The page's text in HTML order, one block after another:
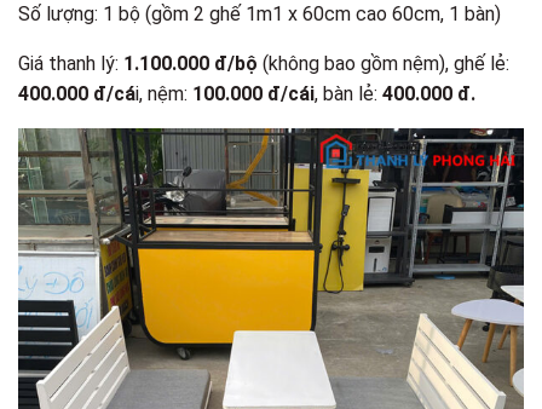
Số lượng: 1 bộ (gồm 2 ghế 1m1 x 60cm cao 60cm, 1 bàn)
Giá thanh lý: 1.100.000 đ/bộ (không bao gồm nệm), ghế lẻ:
400.000 đ/cái, nệm: 100.000 đ/cái, bàn lẻ: 400.000 đ.